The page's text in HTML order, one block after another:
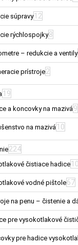
súpravy 12
rýchlospojky8
– redukcie a ventily
prístroje2
19
a koncovky na mazivá9
na mazivá 10
224
čistiace hadice 10
vodné pištole67
na penu – čistenie a
pre vysokotlakové
pre hadice